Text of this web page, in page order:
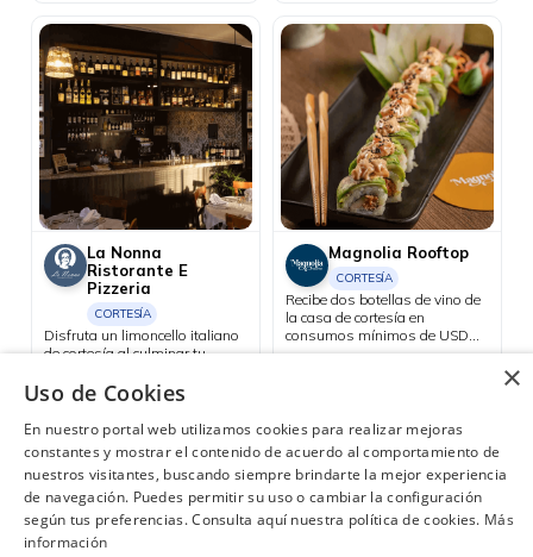
La Nonna
Ristorante E
Pizzeria
CORTESÍA
Disfruta un limoncello italiano
de cortesía al culminar tu
tenga un final perfecto.
Manta
Magnolia Rooftop
CORTESÍA
Recibe dos botellas de vino de
la casa de cortesía en
consumos mínimos de USD
130.
¿Necesitas ayuda? (02) 298 1300
×
Uso de Cookies
En nuestro portal web utilizamos cookies para realizar mejoras
constantes y mostrar el contenido de acuerdo al comportamiento de
nuestros visitantes, buscando siempre brindarte la mejor experiencia
de navegación. Puedes permitir su uso o cambiar la configuración
según tus preferencias. Consulta aquí nuestra política de cookies. Más
información